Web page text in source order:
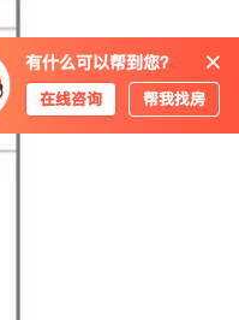
有什么可以帮到您？
在线咨询 帮我找房